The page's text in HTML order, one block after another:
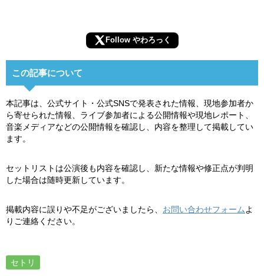
Follow やわろっく
この記事について
本記事は、公式サイト・公式SNSで発表された情報、現地参加者か
ら寄せられた情報、ライブ参加者による公開情報や現地レポート、
音楽メディアなどの公開情報を確認し、内容を整理して掲載してい
ます。
セットリストは公演後も内容を確認し、新たな情報や修正点が判明
した場合は随時更新しています。
掲載内容に誤りや不足がございましたら、 お問い合わせフォームよ
りご連絡ください。
セトリ